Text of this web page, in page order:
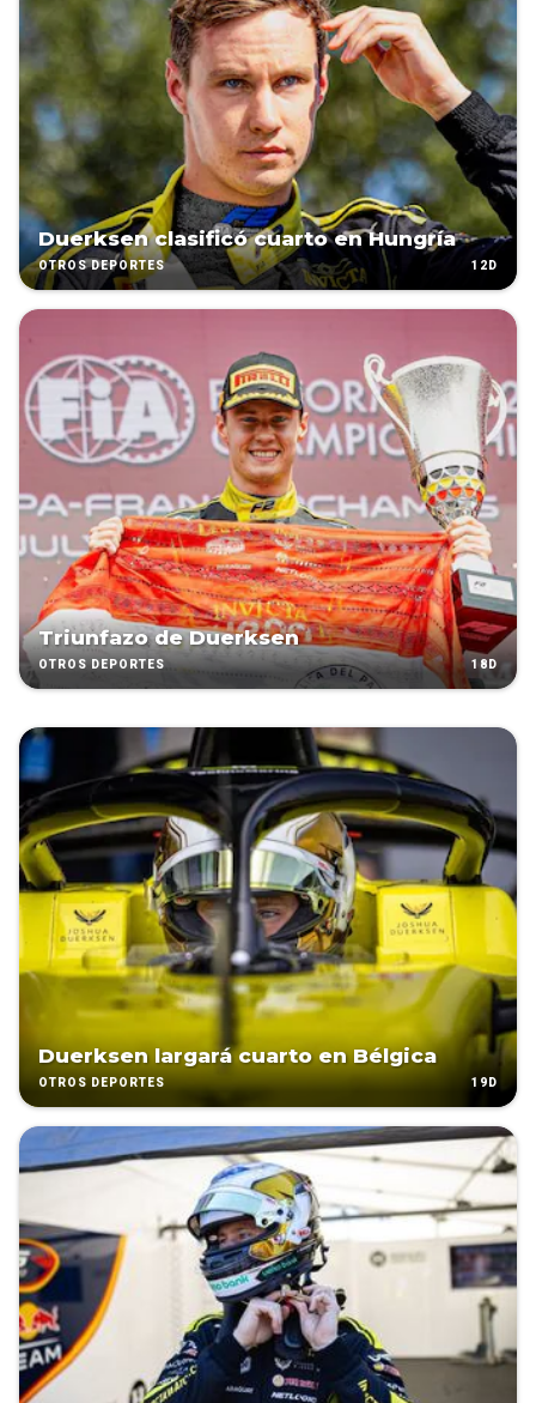
Duerksen clasificó cuarto en Hungría
OTROS DEPORTES 12D
Triunfazo de Duerksen
OTROS DEPORTES 18D
Duerksen largará cuarto en Bélgica
OTROS DEPORTES 19D